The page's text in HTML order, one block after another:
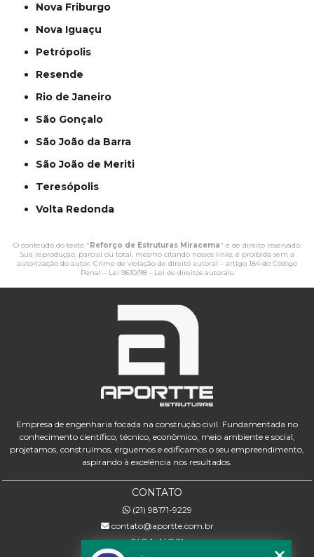
Nova Friburgo
Nova Iguaçu
Petrópolis
Resende
Rio de Janeiro
São Gonçalo
São João da Barra
São João de Meriti
Teresópolis
Volta Redonda
O conteúdo do texto " Reforço de Estruturas Miracema" é de direito reservado.
Sua reprodução, parcial ou total, mesmo citando nossos links, é proibida sem a
autorização do autor. Crime de violação de direito autoral – artigo 184 do Código
Penal – Lei 9610/98 - Lei de direitos autorais.
Empresa de engenharia focada na construção civil. Fundamentada no
conhecimento científico, técnico, econômico, meio ambiente e social,
projetamos, construímos, erguemos e edificamos o seu empreendimento,
aspirando à excelência nos resultados.
CONTATO
(21) 98171-9229
contato@aportte.com.br
SIGA-NOS!